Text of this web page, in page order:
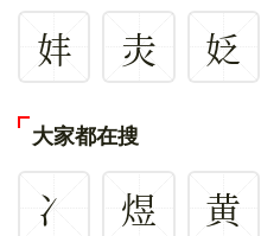
妦
灻 姂
大家都在搜
冫 煜 黄